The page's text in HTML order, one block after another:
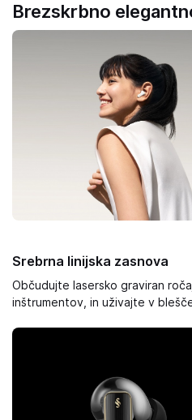
Brezskrbno
Srebrna linijska zasnova
Občudujte lasersko graviran
inštrumentov, in uživajte v